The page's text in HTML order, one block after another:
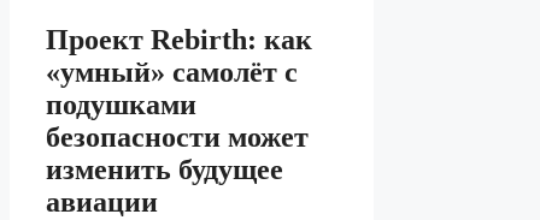
Проект Rebirth: как
«умный» самолёт с
подушками
безопасности может
изменить будущее
авиации